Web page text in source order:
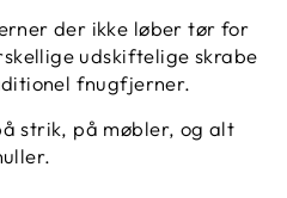
der ikke løber tør for
udskiftelige skrabe
fnugfjerner.
strik, på møbler, og alt